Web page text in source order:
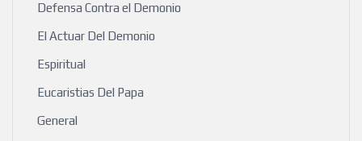
Defensa Contra el Demonio
El Actuar Del Demonio
Espiritual
Eucaristias Del Papa
General